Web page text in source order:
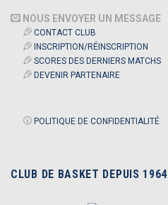
NOUS ENVOYER UN MESSAGE
CONTACT CLUB
INSCRIPTION/RÉINSCRIPTION
SCORES DES DERNIERS MATCHS
DEVENIR PARTENAIRE
POLITIQUE DE CONFIDENTIALITÉ
CLUB DE BASKET DEPUIS 1964